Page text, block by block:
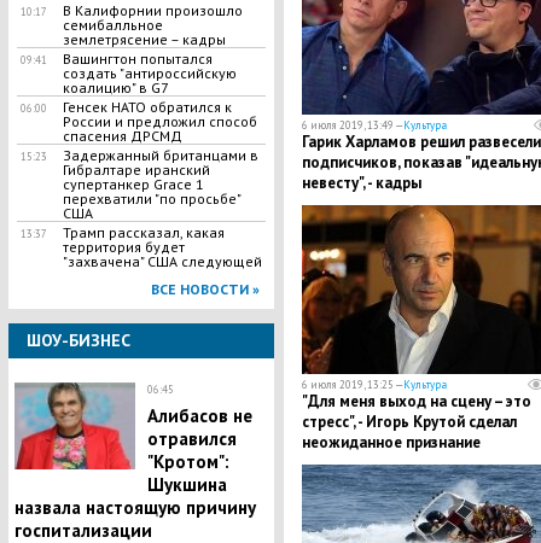
10:17
В Калифорнии произошло
семибалльное
землетрясение – кадры
09:41
Вашингтон попытался
создать "антироссийскую
коалицию" в G7
06:00
Генсек НАТО обратился к
России и предложил способ
спасения ДРСМД
15:23
Задержанный британцами в
Гибралтаре иранский
супертанкер Grace 1
перехватили "по просьбе"
США
13:37
Трамп рассказал, какая
территория будет
"захвачена" США следующей
ВСЕ НОВОСТИ »
ШОУ-БИЗНЕС
06:45
Алибасов не
отравился
"Кротом":
Шукшина
назвала настоящую причину
госпитализации
6 июля 2019, 13:49 —Культура
​Гарик Харламов решил
подписчиков, показав
невесту", - кадры
6 июля 2019, 13:25 —Культура
​"Для меня выход на сцену – это
стресс", - Игорь Крутой сделал
неожиданное признание